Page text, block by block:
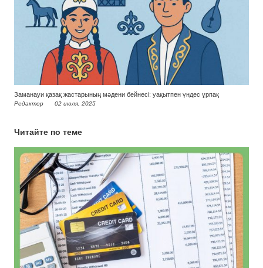
Заманауи қазақ жастарының мәдени бейнесі: уақытпен үндес ұрпақ
Редактор 02 июля, 2025
Читайте по теме